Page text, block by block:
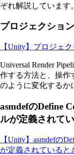
ぞれ解説しています。
プロジェクショ
【Unity】プロジェ
Universal Render
作する方法と、操作
のように変化するか
asmdefのDefine
ルが定義されて
【Unity】asmdefの
が定義されていると